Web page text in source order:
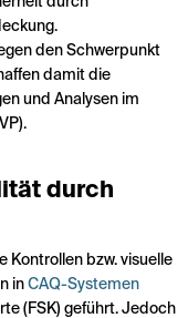
den Schwerpunkt
damit die
und Analysen im
durch
Kontrollen bzw. visuelle
in CAQ-Systemen
(FSK) geführt. Jedoch